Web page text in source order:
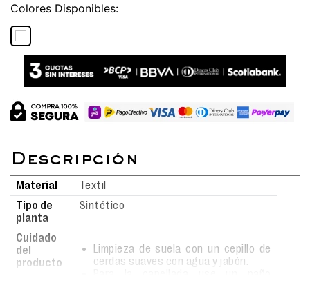
Colores
Material
Textil
Tipo de
planta
Sintético
Cuidado
del
producto
Limpieza de suela con un cepillo de
cerdas suaves con agua y jabón.